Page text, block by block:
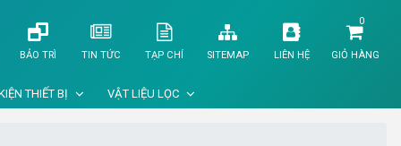
BẢO TRÌ TIN TỨC TẠP CHÍ SITEMAP LIÊN HỆ
0
GIỎ HÀNG
THIẾT BỊ VẬT LIỆU LỌC